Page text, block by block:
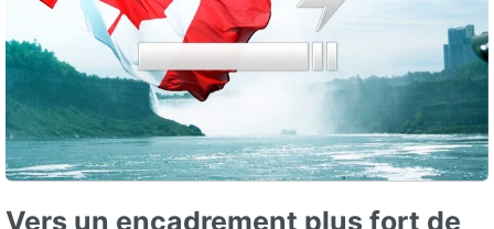
Vers un encadrement plus fort de